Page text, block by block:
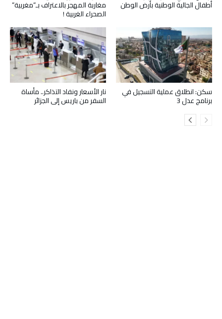
مغاربة المهجر بالاعتراف بـ”مغربية”
الصحراء الغربية !
أطفال الجالية الوطنية بأرض الوطن
نار الأسعار ونفاد التذاكر.. مأساة
السفر من باريس إلى الجزائر
سكن: انطلاق عملية التسجيل في
برنامج عدل 3